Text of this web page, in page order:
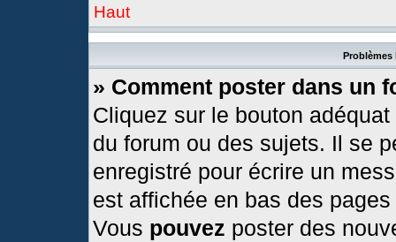
Haut
Problèmes
» Comment poster dans un
Cliquez sur le bouton
du forum ou des sujets. Il se
enregistré pour écrire un
est affichée en bas des
Vous pouvez poster des